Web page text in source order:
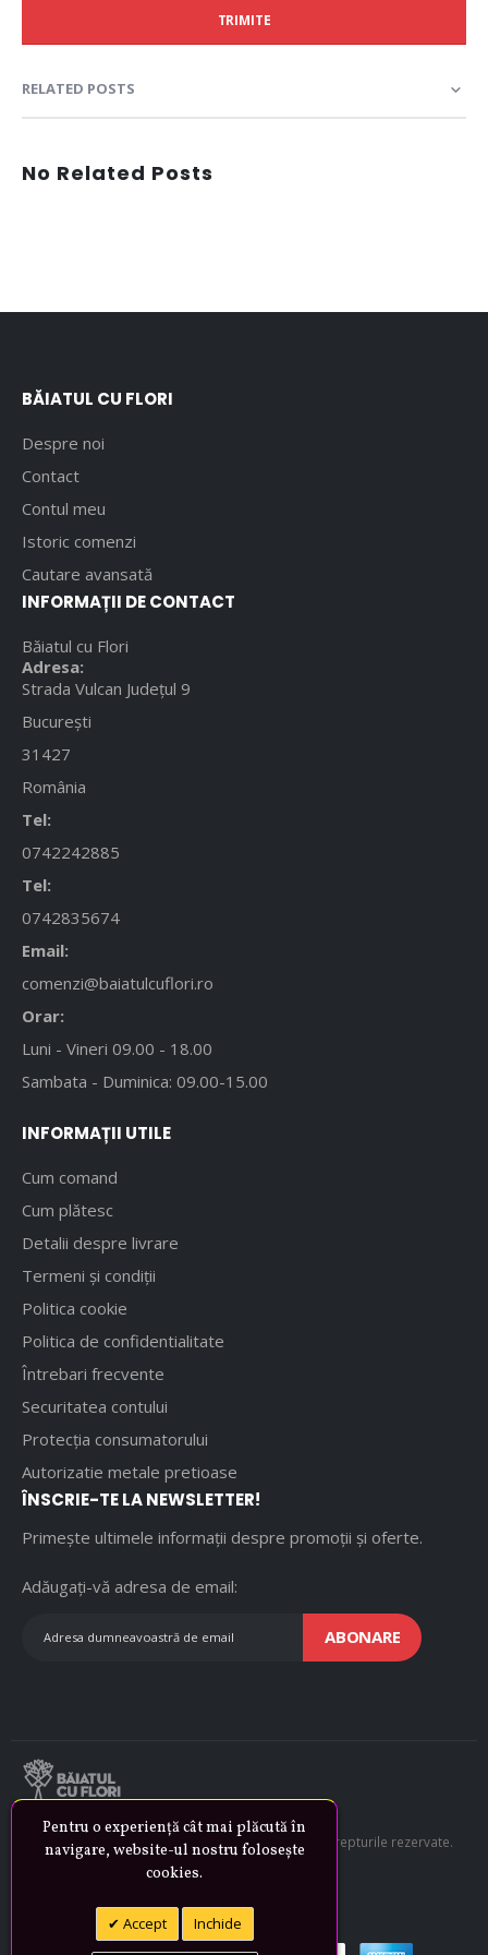
TRIMITE
RELATED POSTS
No Related Posts
BĂIATUL CU FLORI
Despre noi
Contact
Contul meu
Istoric comenzi
Cautare avansată
INFORMAȚII DE CONTACT
Băiatul cu Flori
Adresa:
Strada Vulcan Județul 9
București
31427
România
Tel:
0742242885
Tel:
0742835674
Email:
comenzi@baiatulcuflori.ro
Orar:
Luni - Vineri 09.00 - 18.00
Sambata - Duminica: 09.00-15.00
INFORMAȚII UTILE
Cum comand
Cum plătesc
Detalii despre livrare
Termeni și condiții
Politica cookie
Politica de confidentialitate
Întrebari frecvente
Securitatea contului
Protecția consumatorului
Autorizatie metale pretioase
ÎNSCRIE-TE LA NEWSLETTER!
Primește ultimele informații despre promoții și oferte.
Adăugați-vă adresa de email:
ABONARE
© Copyright 2014-2022 by Băiatul Cu Flori. Toate drepturile rezervate.
RemoMedia
Pentru o experiență cât mai plăcută în
navigare, website-ul nostru folosește
cookies.
Accept Inchide